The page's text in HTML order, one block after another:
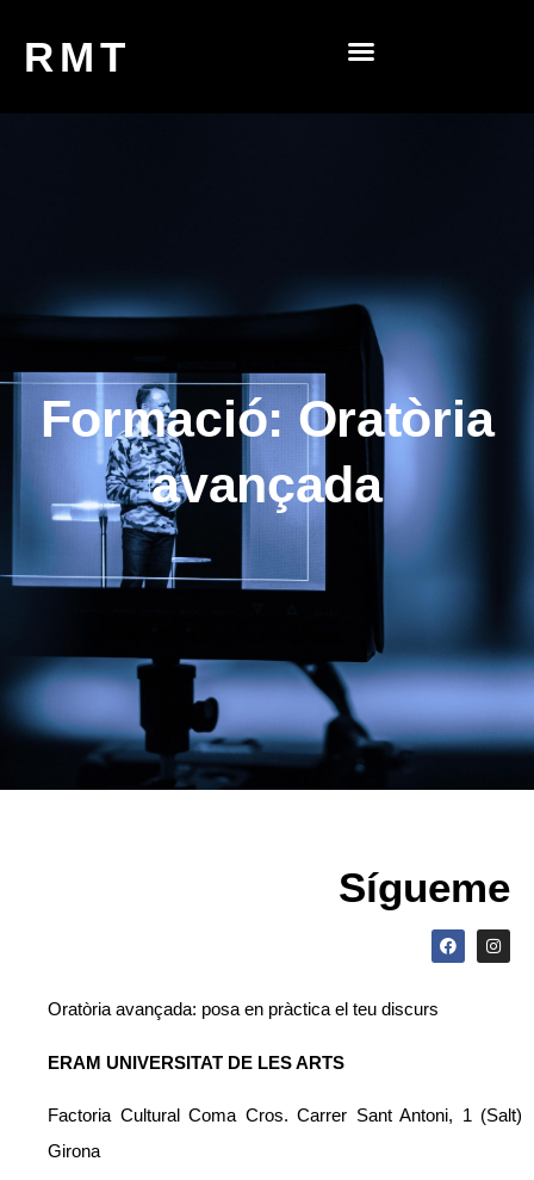
RMT
Formació: Oratòria
avançada
Sígueme
Oratòria avançada: posa en pràctica el teu discurs
ERAM UNIVERSITAT DE LES ARTS
Factoria Cultural Coma Cros. Carrer Sant Antoni, 1 (Salt)
Girona